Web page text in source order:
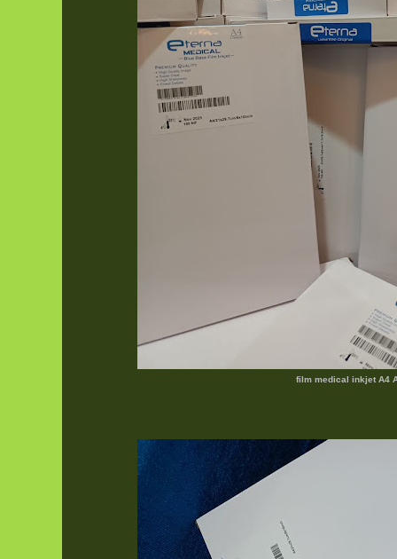
film medical inkjet A4